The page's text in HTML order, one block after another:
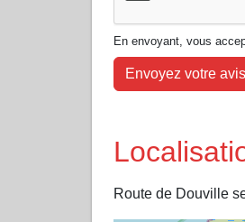
En envoyant, vous
Envoyez votre avis
Route de Douville